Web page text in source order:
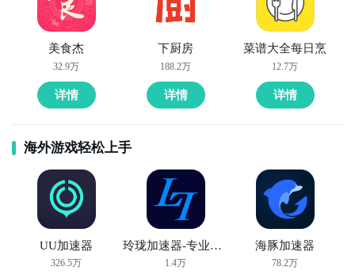
美食杰
32.9万
详情
下厨房
188.2万
详情
菜谱大全每日烹
12.7万
详情
海外游戏轻松上手
UU加速器
326.5万
玲珑加速器-专业手游加速器
1.4万
海豚加速器
78.2万